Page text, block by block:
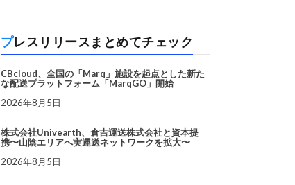
プレスリリースまとめてチェック
CBcloud、全国の「Marq」施設を起点とした新た
な配送プラットフォーム「MarqGO」開始
2026年8月5日
株式会社Univearth、倉吉運送株式会社と資本提
携〜山陰エリアへ実運送ネットワークを拡大〜
2026年8月5日